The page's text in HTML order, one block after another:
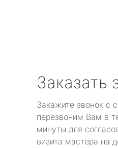
Заказать
Закажите звонок с
перезвоним Вам в
минуты для
визита мастера на